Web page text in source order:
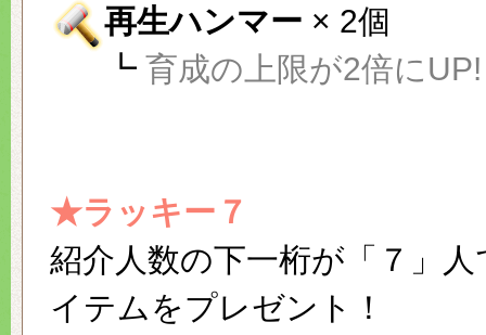
再生ハンマー × 2個
┗ 育成の上限が2倍にUP!
★ラッキー７
紹介人数の下一桁が「７」
イテムをプレゼント！